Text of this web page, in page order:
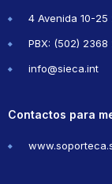
4 Avenida 10-
PBX: (502) 2368
info@sieca.int
Contactos para